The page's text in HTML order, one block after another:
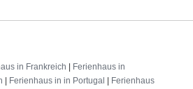
in Frankreich
Ferienhaus in
Ferienhaus in in Portugal Ferienhaus